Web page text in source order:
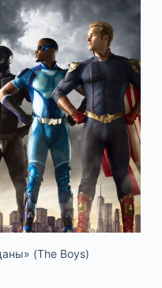
(The Boys)